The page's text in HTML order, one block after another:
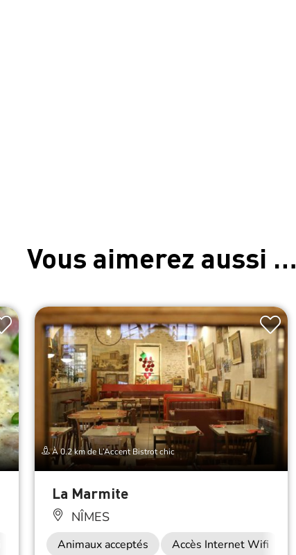
Vous aimerez aussi …
Restauration
À 0.2 km de L’Accent Bistrot chic
La Marmite
NÎMES
Animaux acceptés Accès Internet Wifi